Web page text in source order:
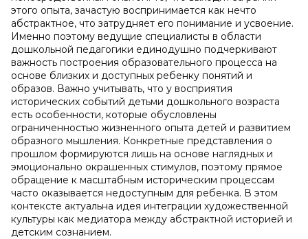
этого опыта, зачастую воспринимается как нечто
абстрактное, что затрудняет его понимание и усвоение.
Именно поэтому ведущие специалисты в области
дошкольной педагогики единодушно подчеркивают
важность построения образовательного процесса на
основе близких и доступных ребенку понятий и
образов. Важно учитывать, что у восприятия
исторических событий детьми дошкольного возраста
есть особенности, которые обусловлены
ограниченностью жизненного опыта детей и развитием
образного мышления. Конкретные представления о
прошлом формируются лишь на основе наглядных и
эмоционально окрашенных стимулов, поэтому прямое
обращение к масштабным историческим процессам
часто оказывается недоступным для ребенка. В этом
контексте актуальна идея интеграции художественной
культуры как медиатора между абстрактной историей и
детским сознанием.